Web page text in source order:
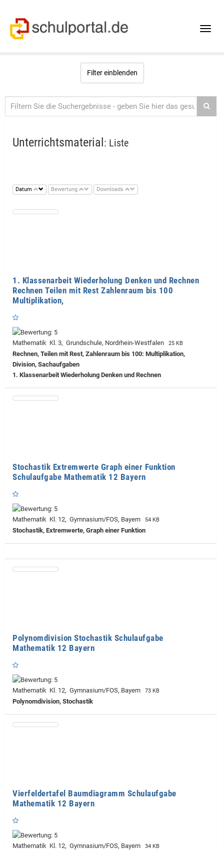
Toggle
Filter einblenden
Unterrichtsmaterial : Liste
Datum Bewertung Downloads
1. Klassenarbeit Wiederholung Denken und Rechnen
Rechnen Teilen mit Rest Zahlenraum bis 100
Multiplikation,
Mathematik Kl. 3, Grundschule, Nordrhein-Westfalen 25 KB
Rechnen, Teilen mit Rest, Zahlenraum bis 100: Multiplikation,
Division, Sachaufgaben
1. Klassenarbeit Wiederholung Denken und Rechnen
Stochastik Extremwerte Graph einer Funktion
Schulaufgabe Mathematik 12 Bayern
Mathematik Kl. 12, Gymnasium/FOS, Bayern 54 KB
Stochastik, Extremwerte, Graph einer Funktion
Polynomdivision Stochastik Schulaufgabe
Mathematik 12 Bayern
Mathematik Kl. 12, Gymnasium/FOS, Bayern 73 KB
Polynomdivision, Stochastik
Vierfeldertafel Baumdiagramm Schulaufgabe
Mathematik 12 Bayern
Mathematik Kl. 12, Gymnasium/FOS, Bayern 34 KB